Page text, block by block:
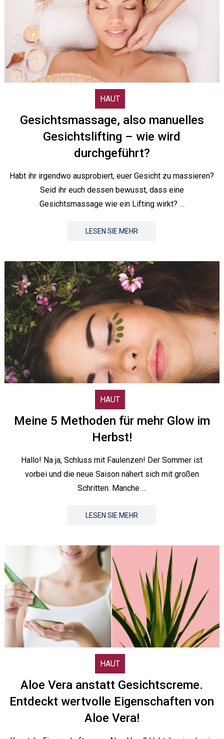
HAUT
Gesichtsmassage, also manuelles
Gesichtslifting – wie wird
durchgeführt?
Habt ihr irgendwo ausprobiert, euer Gesicht zu massieren?
Seid ihr euch dessen bewusst, dass eine
Gesichtsmassage wie ein Lifting wirkt? …
LESEN SIE MEHR
HAUT
Meine 5 Methoden für mehr Glow im
Herbst!
Hallo! Na ja, Schluss mit Faulenzen! Der Sommer ist
vorbei und die neue Saison nähert sich mit großen
Schritten. Manche …
LESEN SIE MEHR
HAUT
Aloe Vera anstatt Gesichtscreme.
Entdeckt wertvolle Eigenschaften von
Aloe Vera!